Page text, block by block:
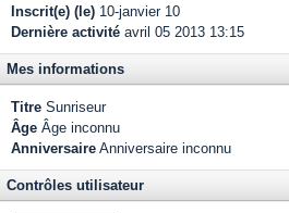
Inscrit(e) (le) 10-janvier 10
Dernière activité avril 05 2013 13:15
Mes informations
Titre Sunriseur
Âge Âge inconnu
Anniversaire Anniversaire inconnu
Contrôles utilisateur